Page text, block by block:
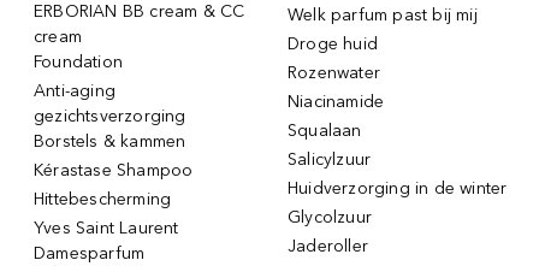
ERBORIAN BB cream & CC
cream
Foundation
Anti-aging
gezichtsverzorging
Borstels & kammen
Kérastase Shampoo
Hittebescherming
Yves Saint Laurent
Damesparfum
Welk parfum past bij mij
Droge huid
Rozenwater
Niacinamide
Squalaan
Salicylzuur
Huidverzorging in de winter
Glycolzuur
Jaderoller